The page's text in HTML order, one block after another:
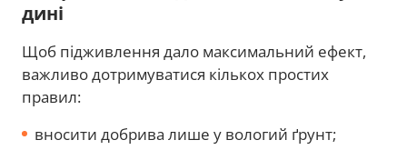
дині
Щоб підживлення дало максимальний ефект,
важливо дотримуватися кількох простих
правил:
вносити добрива лише у вологий ґрунт;